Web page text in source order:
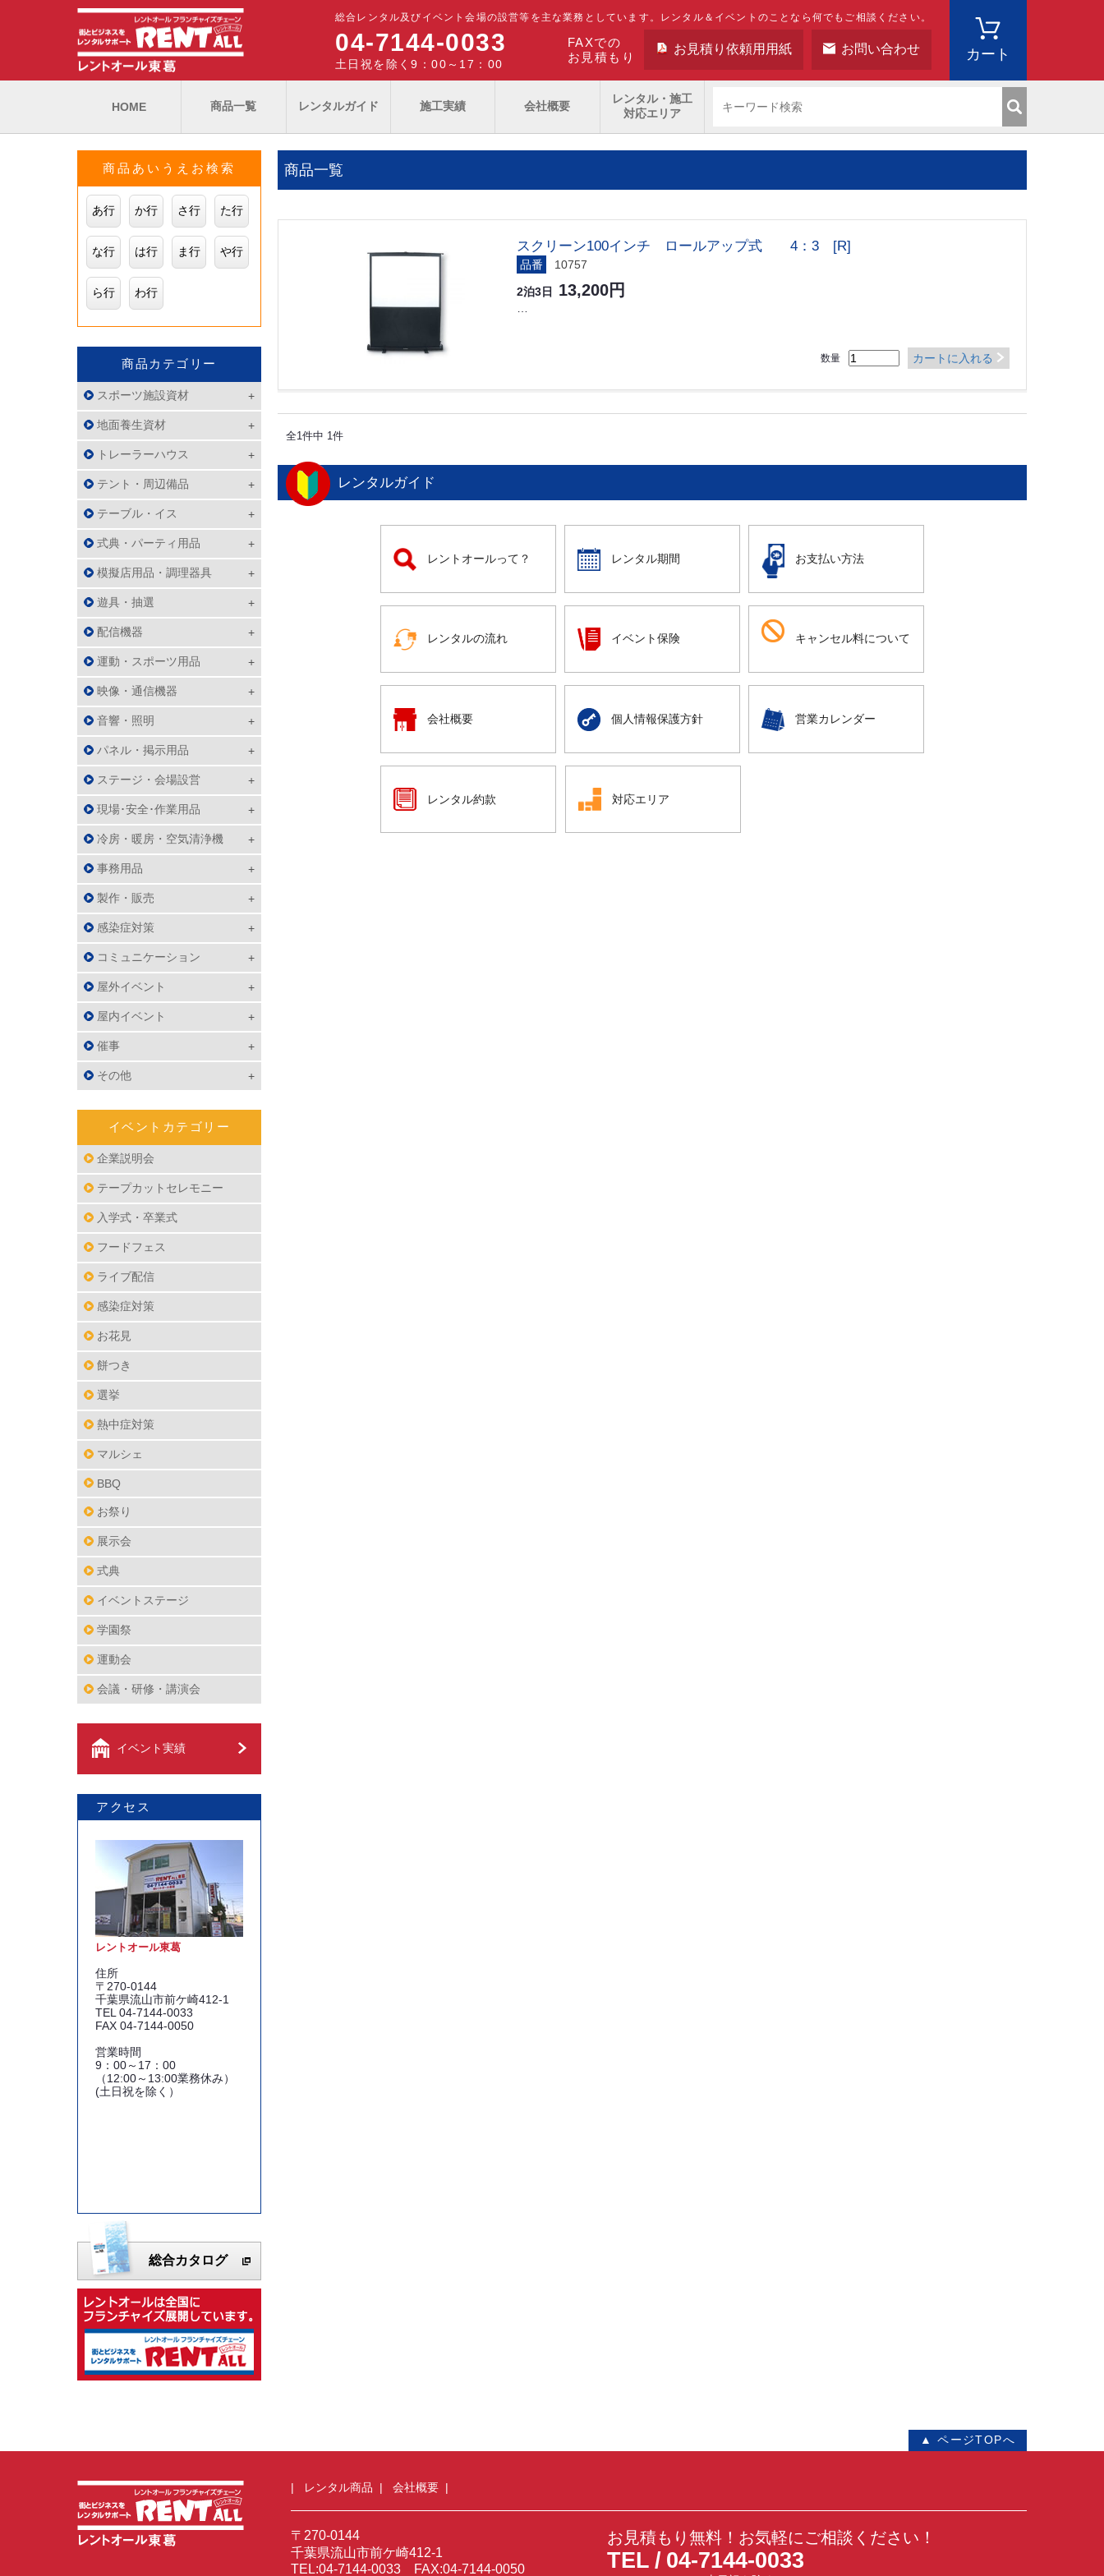
総合レンタル及びイベント会場の設営等を主な業務としています。レンタル＆イベントのことなら何でもご相談ください。
04-7144-0033
土日祝を除く9：00～17：00
FAXでの
お見積もり
お見積り依頼用用紙 お問い合わせ カート
HOME 商品一覧 レンタルガイド 施工実績 会社概要
レンタル・施工
対応エリア
商品あいうえお検索
あ行 か行 さ行 た行
な行 は行 ま行 や行
ら行 わ行
商品カテゴリー
スポーツ施設資材
地面養生資材
トレーラーハウス
テント・周辺備品
テーブル・イス
式典・パーティ用品
模擬店用品・調理器具
遊具・抽選
配信機器
運動・スポーツ用品
映像・通信機器
音響・照明
パネル・掲示用品
ステージ・会場設営
現場･安全･作業用品
冷房・暖房・空気清浄機
事務用品
製作・販売
感染症対策
コミュニケーション
屋外イベント
屋内イベント
催事
その他
イベントカテゴリー
企業説明会
テープカットセレモニー
入学式・卒業式
フードフェス
ライブ配信
感染症対策
お花見
餅つき
選挙
熱中症対策
マルシェ
BBQ
お祭り
展示会
式典
イベントステージ
学園祭
運動会
会議・研修・講演会
イベント実績
アクセス
レントオール東葛
住所
〒270-0144
千葉県流山市前ケ崎412-1
TEL 04-7144-0033
FAX 04-7144-0050
営業時間
9：00～17：00
（12:00～13:00業務休み）
(土日祝を除く）
総合カタログ
商品一覧
スクリーン100インチ ロールアップ式 4：3 [R]
品番 10757
2泊3日 13,200円
数量 カートに入れる
全1件中 1件
レンタルガイド
レントオールって？ レンタル期間 お支払い方法
レンタルの流れ イベント保険 キャンセル料について
会社概要 個人情報保護方針 営業カレンダー
レンタル約款 対応エリア
▲ ページTOPへ
レンタル商品 会社概要
〒270-0144
千葉県流山市前ケ崎412-1
TEL:04-7144-0033 FAX:04-7144-0050
お見積もり無料！お気軽にご相談ください！
TEL 04-7144-0033